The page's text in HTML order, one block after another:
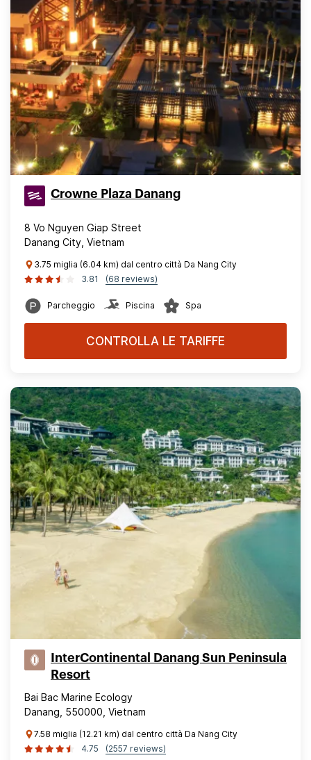
Crowne Plaza Danang
8 Vo Nguyen Giap Street
Danang City, Vietnam
3.75 miglia (6.04 km) dal centro città Da Nang City
3.81
(68 reviews)
Parcheggio Piscina Spa
CONTROLLA LE TARIFFE
InterContinental Danang Sun Peninsula
Resort
Bai Bac Marine Ecology
Danang, 550000, Vietnam
7.58 miglia (12.21 km) dal centro città Da Nang City
4.75
(2557 reviews)